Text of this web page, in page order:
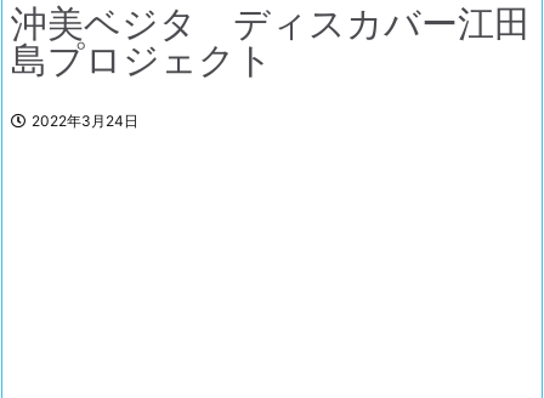
沖美ベジタ ディスカバー江田
島プロジェクト
2022年3月24日